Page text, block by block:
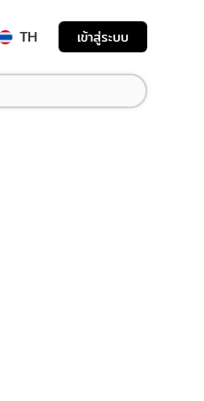
TH เข้าสู่ระบบ